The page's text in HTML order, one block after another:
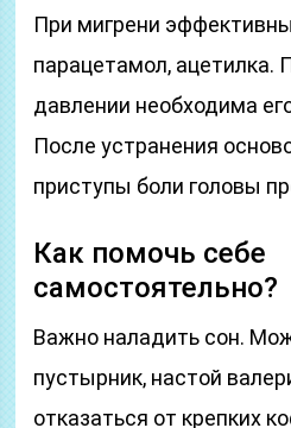
При мигрени
парацетамол,
давлении необходима
После устранения
приступы боли головы
Как помочь себе
самостоятельно?
Важно наладить сон.
пустырник, настой
отказаться от крепких